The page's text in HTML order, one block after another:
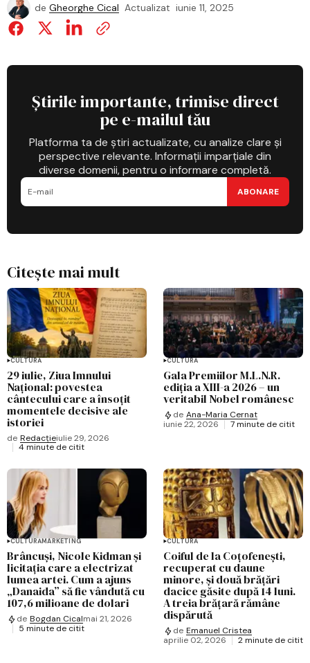
de Gheorghe Cical Actualizat iunie 11, 2025
Știrile importante, trimise direct
pe e-mailul tău
Platforma ta de știri actualizate, cu analize clare și
perspective relevante. Informații imparțiale din
diverse domenii, pentru o informare completă.
ABONARE
Citește mai mult
CULTURĂ
29 iulie, Ziua Imnului
Național: povestea
cântecului care a însoțit
momentele decisive ale
istoriei
de Redacțieiulie 29, 2026
4 minute de citit
CULTURĂ
Gala Premiilor M.L.N.R.
ediția a XIII-a 2026 – un
veritabil Nobel românesc
de Ana-Maria Cernat
iunie 22, 2026
7 minute de citit
CULTURĂMARKETING
Brâncuși, Nicole Kidman și
licitația care a electrizat
lumea artei. Cum a ajuns
„Danaida” să fie vândută cu
107,6 milioane de dolari
de Bogdan Cicalmai 21, 2026
5 minute de citit
CULTURĂ
Coiful de la Coțofenești,
recuperat cu daune
minore, și două brățări
dacice găsite după 14 luni.
A treia brățară rămâne
dispărută
de Emanuel Cristea
aprilie 02, 2026
2 minute de citit